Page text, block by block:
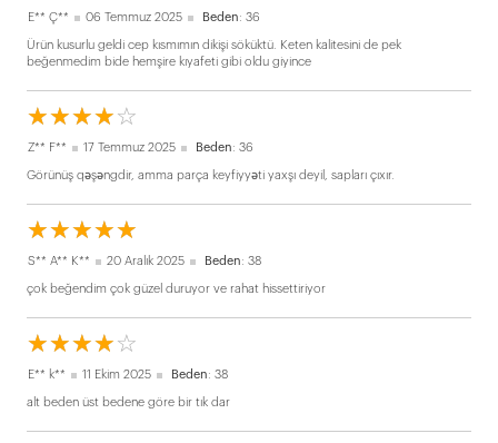
E** Ç** 06 Temmuz 2025 Beden: 36
Ürün kusurlu geldi cep kısmımın dikişi söküktü. Keten kalitesini de pek
beğenmedim bide hemşire kıyafeti gibi oldu giyince
☆☆☆☆☆
★★★★★
Z** F** 17 Temmuz 2025 Beden: 36
Görünüş qəşəngdir, amma parça keyfiyyəti yaxşı deyil, sapları çıxır.
☆☆☆☆☆
★★★★★
S** A** K** 20 Aralık 2025 Beden: 38
çok beğendim çok güzel duruyor ve rahat hissettiriyor
☆☆☆☆☆
★★★★★
E** k** 11 Ekim 2025 Beden: 38
alt beden üst bedene göre bir tık dar